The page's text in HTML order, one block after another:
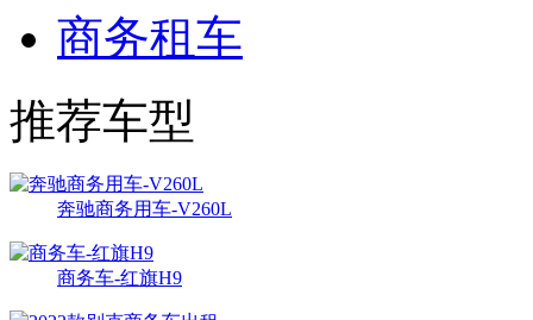
商务租车
推荐车型
奔驰商务用车-V260L
商务车-红旗H9